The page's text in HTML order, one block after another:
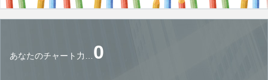
あなたのチャート力… 0